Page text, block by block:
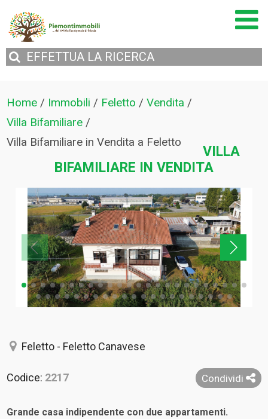
EFFETTUA LA RICERCA
Home / Immobili / Feletto /Vendita /
Villa Bifamiliare /
Villa Bifamiliare in Vendita a Feletto
VILLA
BIFAMILIARE IN VENDITA
Feletto - Feletto Canavese
Condividi
Codice: 2217
Grande casa indipendente con due appartamenti.